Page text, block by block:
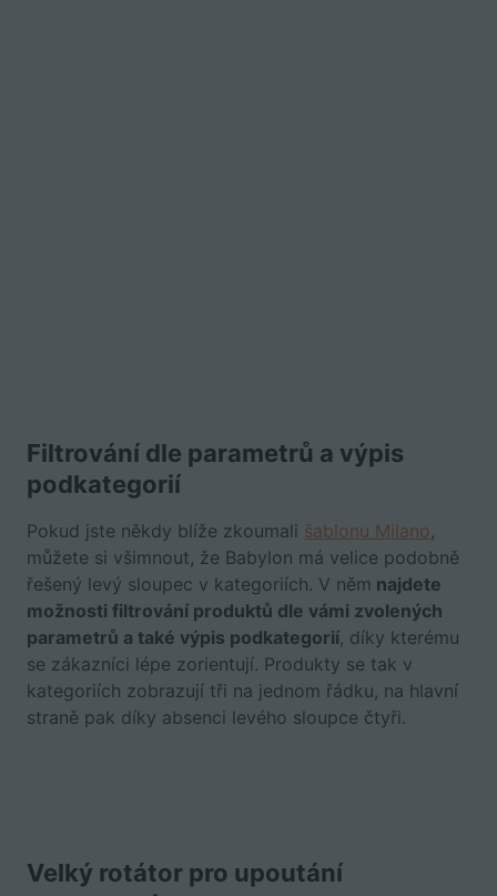
Filtrování dle parametrů a výpis
podkategorií
Pokud jste někdy blíže zkoumali šablonu Milano,
můžete si všimnout, že Babylon má velice podobně
řešený levý sloupec v kategoriích. V něm najdete
možnosti filtrování produktů dle vámi zvolených
parametrů a také výpis podkategorií, díky kterému
se zákazníci lépe zorientují. Produkty se tak v
kategoriích zobrazují tři na jednom řádku, na hlavní
straně pak díky absenci levého sloupce čtyři.
Velký rotátor pro upoutání